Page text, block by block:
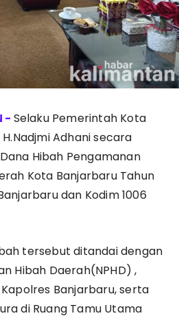
Selaku Pemerintah Kota
Adhani secara
Hibah Pengamanan
Kota Banjarbaru Tahun
dan Kodim 1006
tersebut ditandai dengan
Hibah Daerah(NPHD) ,
Banjarbaru, serta
di Ruang Tamu Utama